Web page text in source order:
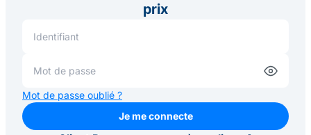
prix
Mot de passe oublié ?
Je me connecte
Je me connecte